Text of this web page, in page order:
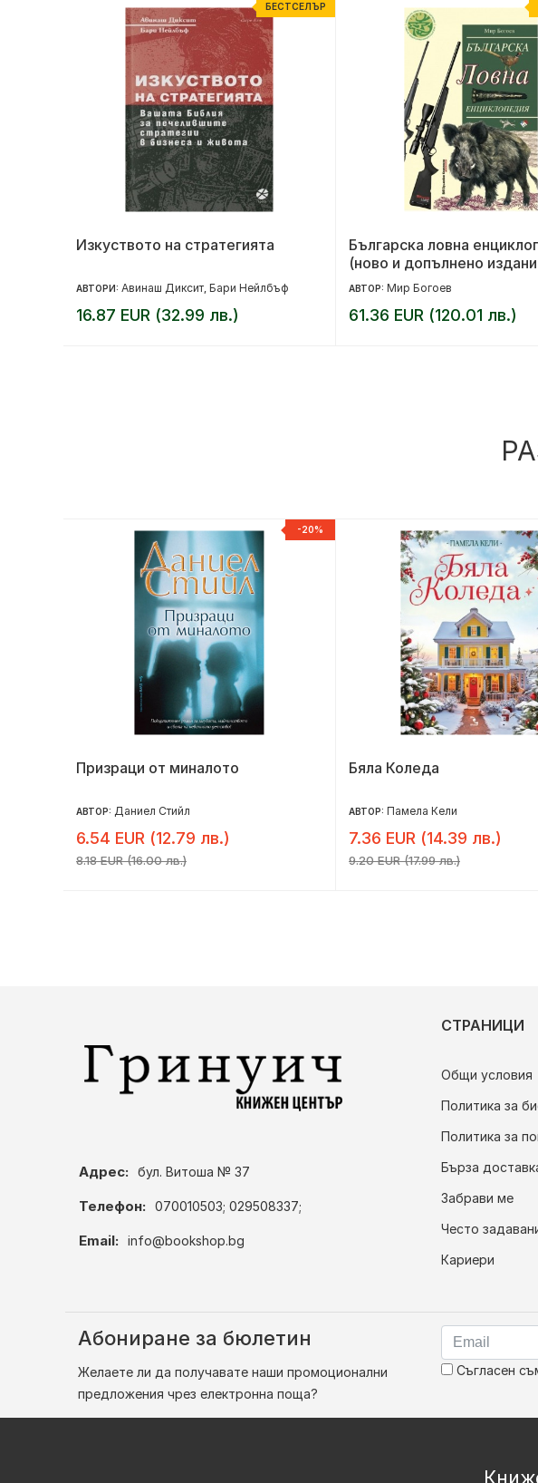
БЕСТСЕЛЪР
Изкуството на стратегията
АВТОРИ: Авинаш Диксит Бари Нейлбъф
16.87 EUR (32.99 лв.)
Българска ловна
(ново и допълнено
АВТОР: Мир Богоев
61.36 EUR (120.01 лв.)
-20%
Призраци от миналото
АВТОР: Даниел Стийл
6.54 EUR (12.79 лв.)
8.18 EUR (16.00 лв.)
Бяла Коледа
АВТОР: Памела Кели
7.36 EUR (14.39 лв.)
9.20 EUR (17.99 лв.)
Адрес: бул. Витоша № 37
Телефон: 070010503; 029508337;
Email: info@bookshop.bg
СТРАНИЦИ
Общи условия
Политика за
Политика за
Бърза
Забрави ме
Често
Кариери
Абониране за бюлетин
Желаете ли да получавате наши промоционални
предложения чрез електронна поща?
Съгласен